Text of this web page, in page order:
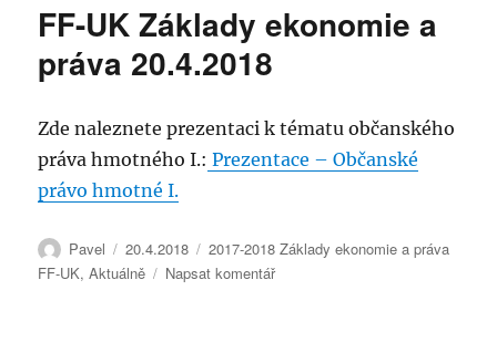
FF-
práva
26.4.2018
FF-UK Základy ekonomie a
práva 20.4.2018
Zde naleznete prezentaci k tématu občanského
práva hmotného I.: Prezentace – Občanské
právo hmotné I.
Autor:
Pavel Publikováno:
20.4.2018 Rubriky:
2017-2018 Základy ekonomie a práva
FF-UK,Aktuálně Napsat komentářpro